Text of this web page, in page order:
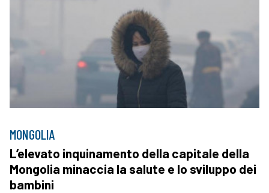
MONGOLIA
L’elevato inquinamento della capitale della
Mongolia minaccia la salute e lo sviluppo dei
bambini